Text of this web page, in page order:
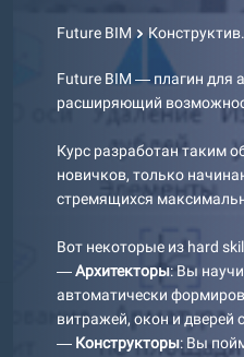
Future BIM
Future BIM — плагин для
расширяющий
Курс разработан таким
новичков, только
стремящихся
Вот некоторые из hard
—Архитекторы: Вы
автоматически
витражей, окон и
— Конструкторы: Вы